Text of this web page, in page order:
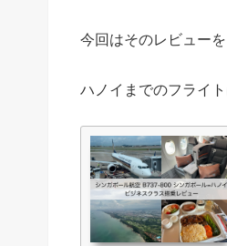
今回はそのレビュー
ハノイまでのフライ